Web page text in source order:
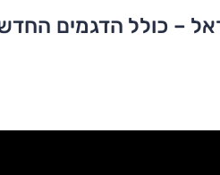
– כולל הדגמים